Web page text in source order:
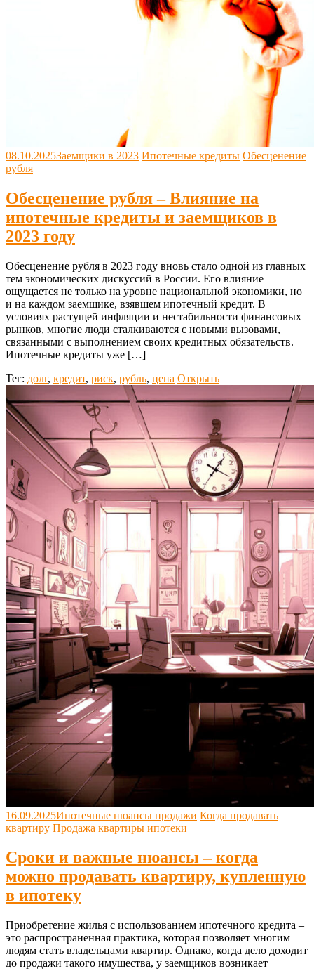
08.10.2025Заемщики в 2023 Ипотечные кредиты Обесценение
рубля
Обесценение рубля – Влияние на
ипотечные кредиты и заемщиков в
2023 году
Обесценение рубля в 2023 году вновь стало одной из главных
тем экономических дискуссий в России. Его влияние
ощущается не только на уровне национальной экономики, но
и на каждом заемщике, взявшем ипотечный кредит. В
условиях растущей инфляции и нестабильности финансовых
рынков, многие люди сталкиваются с новыми вызовами,
связанными с выполнением своих кредитных обязательств.
Ипотечные кредиты уже […]
Тег: долг, кредит, риск, рубль, цена Открыть
16.09.2025Ипотечные нюансы продажи Когда продавать
квартиру Продажа квартиры ипотеки
Сроки и важные нюансы – когда
можно продавать квартиру, купленную
в ипотеку
Приобретение жилья с использованием ипотечного кредита –
это распространенная практика, которая позволяет многим
людям стать владельцами квартир. Однако, когда дело доходит
до продажи такого имущества, у заемщиков возникает